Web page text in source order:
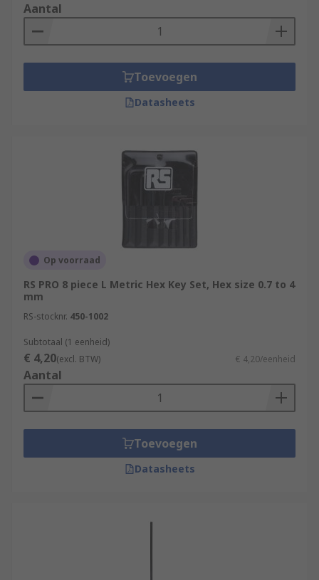
Aantal
Toevoegen
Datasheets
Op voorraad
RS PRO 8 piece L Metric Hex Key Set, Hex size 0.7 to 4
mm
RS-stocknr. 450-1002
Subtotaal (1 eenheid)
€ 4,20(excl. BTW) € 4,20/eenheid
Aantal
Toevoegen
Datasheets